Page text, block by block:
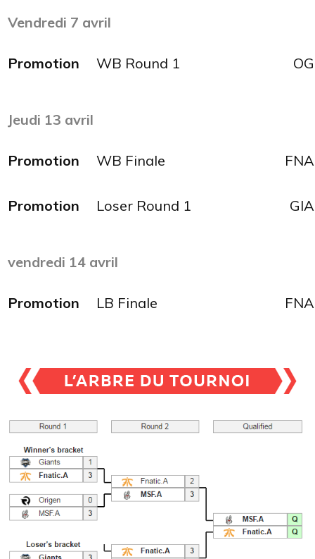
Vendredi 7 avril
Promotion WB Round 1 OG
Jeudi 13 avril
Promotion WB Finale FNA
Promotion Loser Round 1 GIA
vendredi 14 avril
Promotion LB Finale FNA